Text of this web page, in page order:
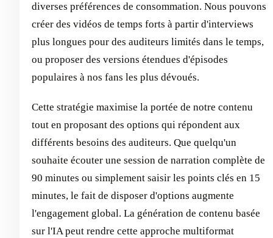
diverses préférences de consommation. Nous pouvons
créer des vidéos de temps forts à partir d'interviews
plus longues pour des auditeurs limités dans le temps,
ou proposer des versions étendues d'épisodes
populaires à nos fans les plus dévoués.
Cette stratégie maximise la portée de notre contenu
tout en proposant des options qui répondent aux
différents besoins des auditeurs. Que quelqu'un
souhaite écouter une session de narration complète de
90 minutes ou simplement saisir les points clés en 15
minutes, le fait de disposer d'options augmente
l'engagement global. La génération de contenu basée
sur l'IA peut rendre cette approche multiformat